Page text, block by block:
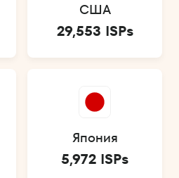
США
29,553 ISPs
Япония
5,972 ISPs